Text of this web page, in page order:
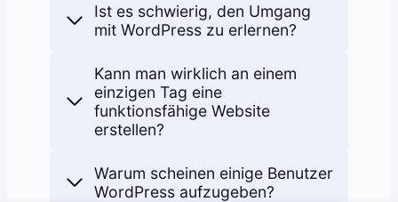
Ist es schwierig, den Umgang
mit WordPress zu erlernen?
Kann man wirklich an einem
einzigen Tag eine
funktionsfähige Website
erstellen?
Warum scheinen einige Benutzer
WordPress aufzugeben?